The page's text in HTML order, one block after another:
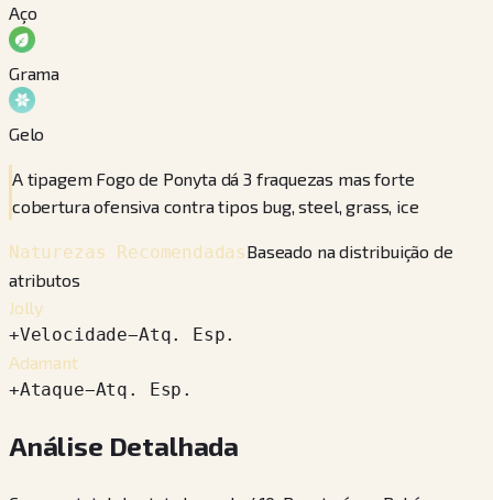
Aço
Grama
Gelo
A tipagem Fogo de Ponyta dá 3 fraquezas mas forte
cobertura ofensiva contra tipos bug, steel, grass, ice
Naturezas RecomendadasBaseado na distribuição de
atributos
Jolly
+Velocidade−Atq. Esp.
Adamant
+Ataque−Atq. Esp.
Análise Detalhada